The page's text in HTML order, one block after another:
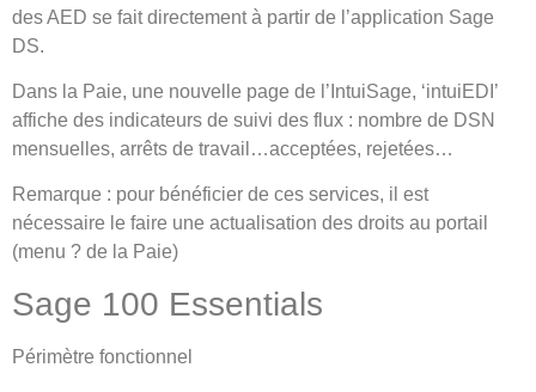
des AED se fait directement à partir de l’application Sage
DS.
Dans la Paie, une nouvelle page de l’IntuiSage, ‘intuiEDI’
affiche des indicateurs de suivi des flux : nombre de DSN
mensuelles, arrêts de travail…acceptées, rejetées…
Remarque : pour bénéficier de ces services, il est
nécessaire le faire une actualisation des droits au portail
(menu ? de la Paie)
Sage 100 Essentials
Périmètre fonctionnel